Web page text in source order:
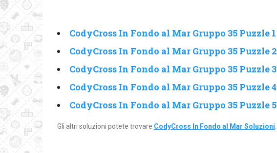
CodyCross In Fondo al Mar Gruppo 35 Puzzle 1
CodyCross In Fondo al Mar Gruppo 35 Puzzle 2
CodyCross In Fondo al Mar Gruppo 35 Puzzle 3
CodyCross In Fondo al Mar Gruppo 35 Puzzle 4
CodyCross In Fondo al Mar Gruppo 35 Puzzle 5
Gli altri soluzioni potete trovare CodyCross In Fondo al Mar Soluzioni